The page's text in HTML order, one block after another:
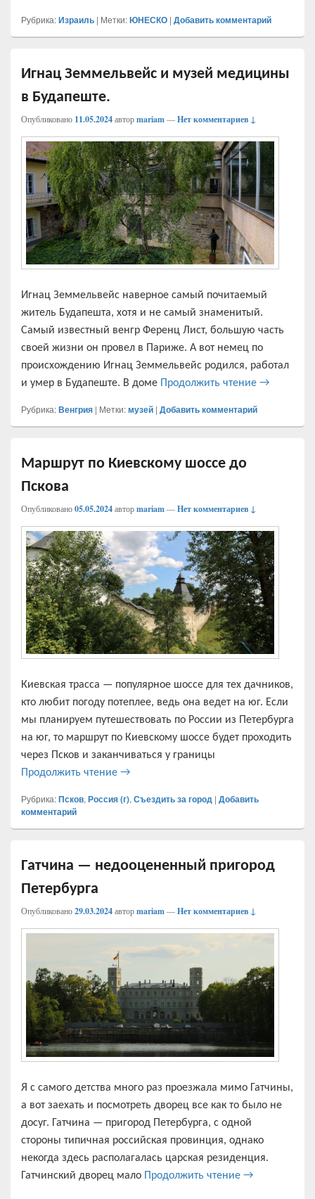
Рубрика:Израиль | Метки:ЮНЕСКО | Добавить комментарий
Игнац Земмельвейс и музей медицины
в Будапеште.
Опубликовано 11.05.2024авторmariam—Нет комментариев ↓
Игнац Земмельвейс наверное самый почитаемый
житель Будапешта, хотя и не самый знаменитый.
Самый известный венгр Ференц Лист, большую часть
своей жизни он провел в Париже. А вот немец по
происхождению Игнац Земмельвейс родился, работал
и умер в Будапеште. В доме
Продолжить чтение Игнац
→
Рубрика:Венгрия | Метки:музей | Добавить комментарий
Маршрут по Киевскому шоссе до
Пскова
Опубликовано05.05.2024авторmariam—Нет комментариев ↓
Киевская трасса — популярное шоссе для тех дачников,
кто любит погоду потеплее, ведь она ведет на юг. Если
мы планируем путешествовать по России из Петербурга
на юг, то маршрут по Киевскому шоссе будет проходить
через Псков и заканчиваться у границы
Продолжить чтение Маршрут по Киевскому шоссе до
→
Рубрика:Псков,Россия (г),Съездить за город | Добавить
комментарий
Гатчина — недооцененный пригород
Петербурга
Опубликовано29.03.2024авторmariam—Нет комментариев ↓
Я с самого детства много раз проезжала мимо Гатчины,
а вот заехать и посмотреть дворец все как то было не
досуг. Гатчина — пригород Петербурга, с одной
стороны типичная российская провинция, однако
некогда здесь располагалась царская резиденция.
Гатчинский дворец мало
Продолжить чтение Гатчина —
→